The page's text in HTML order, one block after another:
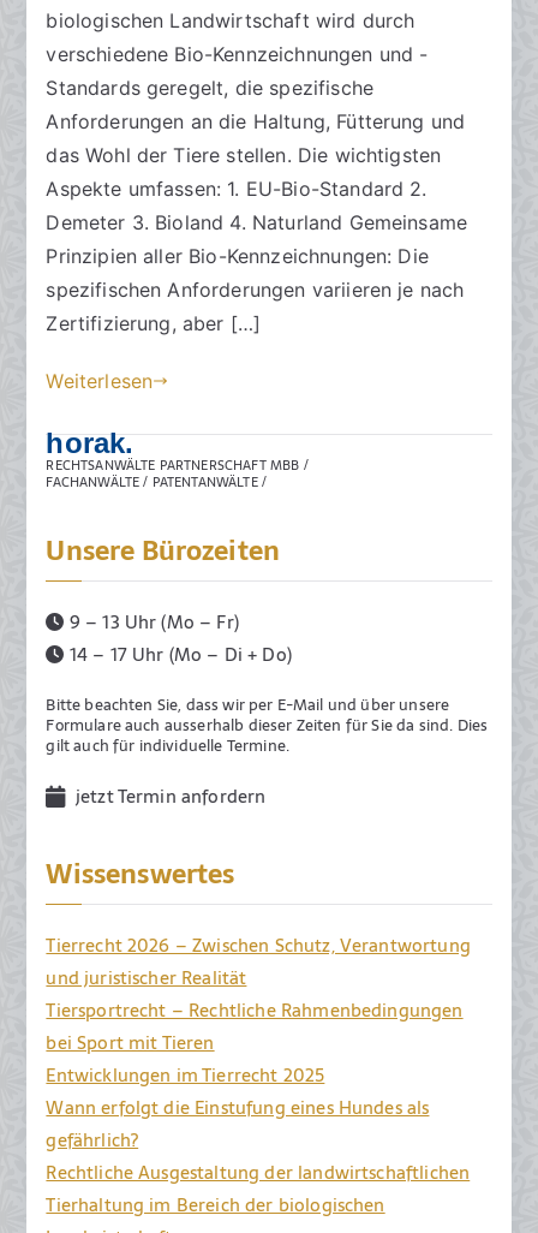
a
n
w
t
e
n
t
l
h
t
a
m
2
2
J
n
u
2
0
2
5
e
zu
Rechtliche
Ausgestaltung
landwirtschaftlichen
Tierhaltung
im
Bereich
der
biologischen
biologischen Landwirtschaft wird durch
verschiedene Bio-Kennzeichnungen und -
Standards geregelt, die spezifische
Anforderungen an die Haltung, Fütterung und
das Wohl der Tiere stellen. Die wichtigsten
Aspekte umfassen: 1. EU-Bio-Standard 2.
Demeter 3. Bioland 4. Naturland Gemeinsame
Prinzipien aller Bio-Kennzeichnungen: Die
spezifischen Anforderungen variieren je nach
Zertifizierung, aber […]
Weiterlesen
horak.
RECHTSANWÄLTE PARTNERSCHAFT MBB /
FACHANWÄLTE / PATENTANWÄLTE /
Unsere Bürozeiten
9 – 13 Uhr (Mo – Fr)
14 – 17 Uhr (Mo – Di + Do)
Bitte beachten Sie, dass wir per E-Mail und über unsere
Formulare auch ausserhalb dieser Zeiten für Sie da sind. Dies
gilt auch für individuelle Termine.
jetzt Termin anfordern
Wissenswertes
Tierrecht 2026 – Zwischen Schutz, Verantwortung
und juristischer Realität
Tiersportrecht – Rechtliche Rahmenbedingungen
bei Sport mit Tieren
Entwicklungen im Tierrecht 2025
Wann erfolgt die Einstufung eines Hundes als
gefährlich?
Rechtliche Ausgestaltung der landwirtschaftlichen
Tierhaltung im Bereich der biologischen